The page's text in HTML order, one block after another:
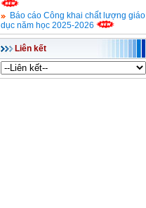
Báo cáo Công khai chất lượng giáo
dục năm học 2025-2026
Liên kết